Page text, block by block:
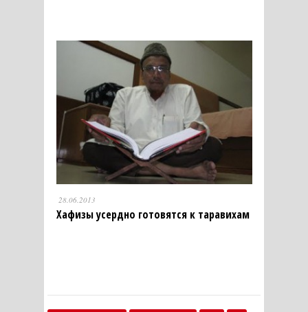
28.06.2013
Хафизы усердно готовятся к таравихам